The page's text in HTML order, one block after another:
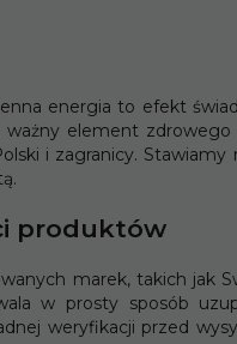
VAT
energia to efekt
element
i zagranicy. Stawiamy
produktów
marek, takich jak
w prosty sposób
weryfikacji przed